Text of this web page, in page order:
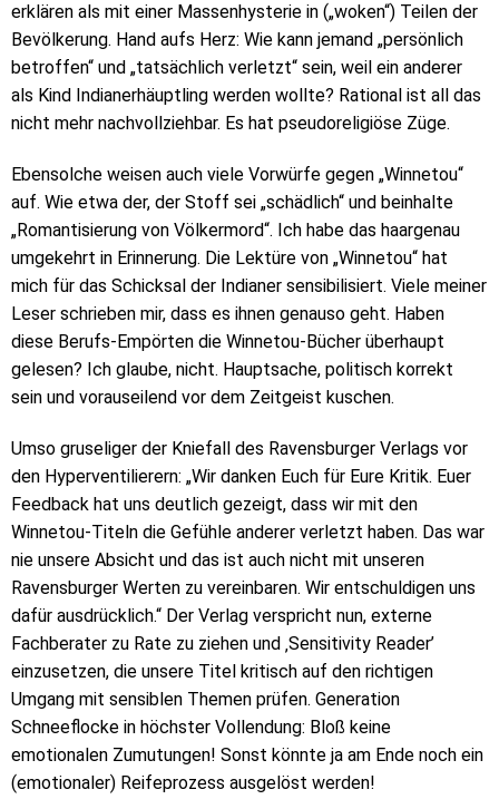
erklären als mit einer Massenhysterie in („woken“) Teilen der
Bevölkerung. Hand aufs Herz: Wie kann jemand „persönlich
betroffen“ und „tatsächlich verletzt“ sein, weil ein anderer
als Kind Indianerhäuptling werden wollte? Rational ist all das
nicht mehr nachvollziehbar. Es hat pseudoreligiöse Züge.
Ebensolche weisen auch viele Vorwürfe gegen „Winnetou“
auf. Wie etwa der, der Stoff sei „schädlich“ und beinhalte
„Romantisierung von Völkermord“. Ich habe das haargenau
umgekehrt in Erinnerung. Die Lektüre von „Winnetou“ hat
mich für das Schicksal der Indianer sensibilisiert. Viele meiner
Leser schrieben mir, dass es ihnen genauso geht. Haben
diese Berufs-Empörten die Winnetou-Bücher überhaupt
gelesen? Ich glaube, nicht. Hauptsache, politisch korrekt
sein und vorauseilend vor dem Zeitgeist kuschen.
Umso gruseliger der Kniefall des Ravensburger Verlags vor
den Hyperventilierern: „Wir danken Euch für Eure Kritik. Euer
Feedback hat uns deutlich gezeigt, dass wir mit den
Winnetou-Titeln die Gefühle anderer verletzt haben. Das war
nie unsere Absicht und das ist auch nicht mit unseren
Ravensburger Werten zu vereinbaren. Wir entschuldigen uns
dafür ausdrücklich.“ Der Verlag verspricht nun, externe
Fachberater zu Rate zu ziehen und ‚Sensitivity Reader’
einzusetzen, die unsere Titel kritisch auf den richtigen
Umgang mit sensiblen Themen prüfen. Generation
Schneeflocke in höchster Vollendung: Bloß keine
emotionalen Zumutungen! Sonst könnte ja am Ende noch ein
(emotionaler) Reifeprozess ausgelöst werden!